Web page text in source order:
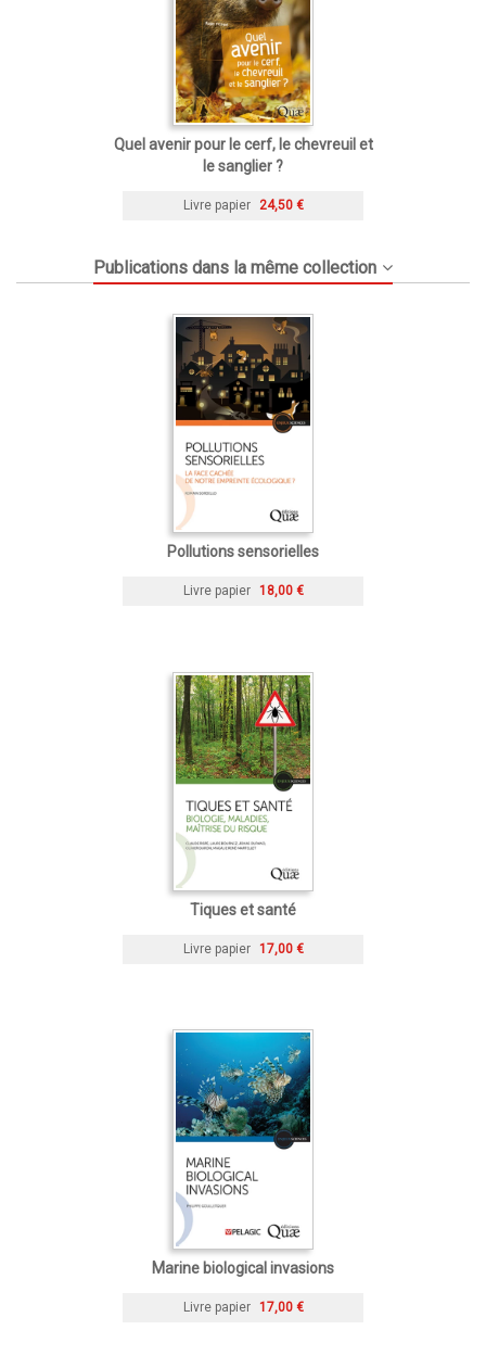
Quel avenir pour le cerf, le chevreuil et
le sanglier ?
Livre papier 24,50 €
Publications dans la même collection
Pollutions sensorielles
Livre papier 18,00 €
Tiques et santé
Livre papier 17,00 €
Marine biological invasions
Livre papier 17,00 €